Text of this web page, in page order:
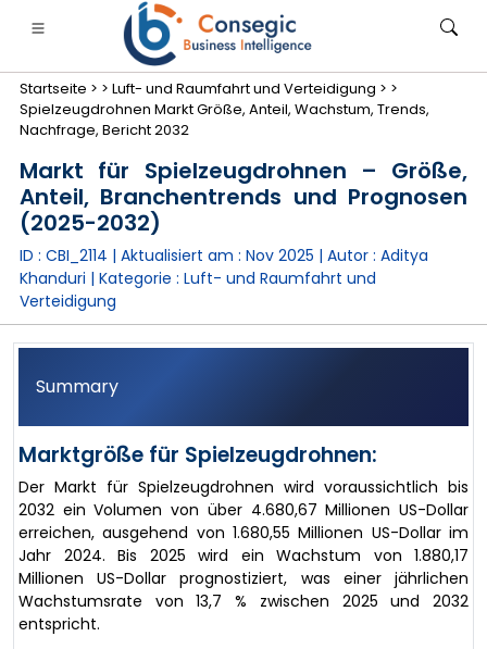
Finanzdienstleistungen und Versicherungen
• Konsumgüter
• Fallstudien
Startseite > > Luft- und Raumfahrt und Verteidigung > >
Spielzeugdrohnen Markt Größe, Anteil, Wachstum, Trends,
Nachfrage, Bericht 2032
Markt für Spielzeugdrohnen – Größe,
Anteil, Branchentrends und Prognosen
(2025-2032)
ID : CBI_2114 | Aktualisiert am : Nov 2025 | Autor : Aditya
Khanduri | Kategorie : Luft- und Raumfahrt und
Verteidigung
Summary
Marktgröße für Spielzeugdrohnen:
Der Markt für Spielzeugdrohnen wird voraussichtlich bis
2032 ein Volumen von über 4.680,67 Millionen US-Dollar
erreichen, ausgehend von 1.680,55 Millionen US-Dollar im
Jahr 2024. Bis 2025 wird ein Wachstum von 1.880,17
Millionen US-Dollar prognostiziert, was einer jährlichen
Wachstumsrate von 13,7 % zwischen 2025 und 2032
entspricht.